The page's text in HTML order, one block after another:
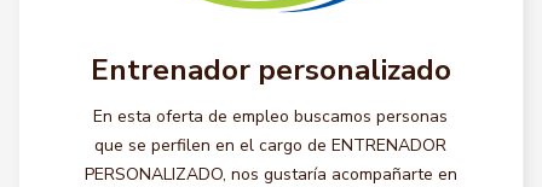
Entrenador personalizado
En esta oferta de empleo buscamos personas
que se perfilen en el cargo de ENTRENADOR
PERSONALIZADO, nos gustaría acompañarte en